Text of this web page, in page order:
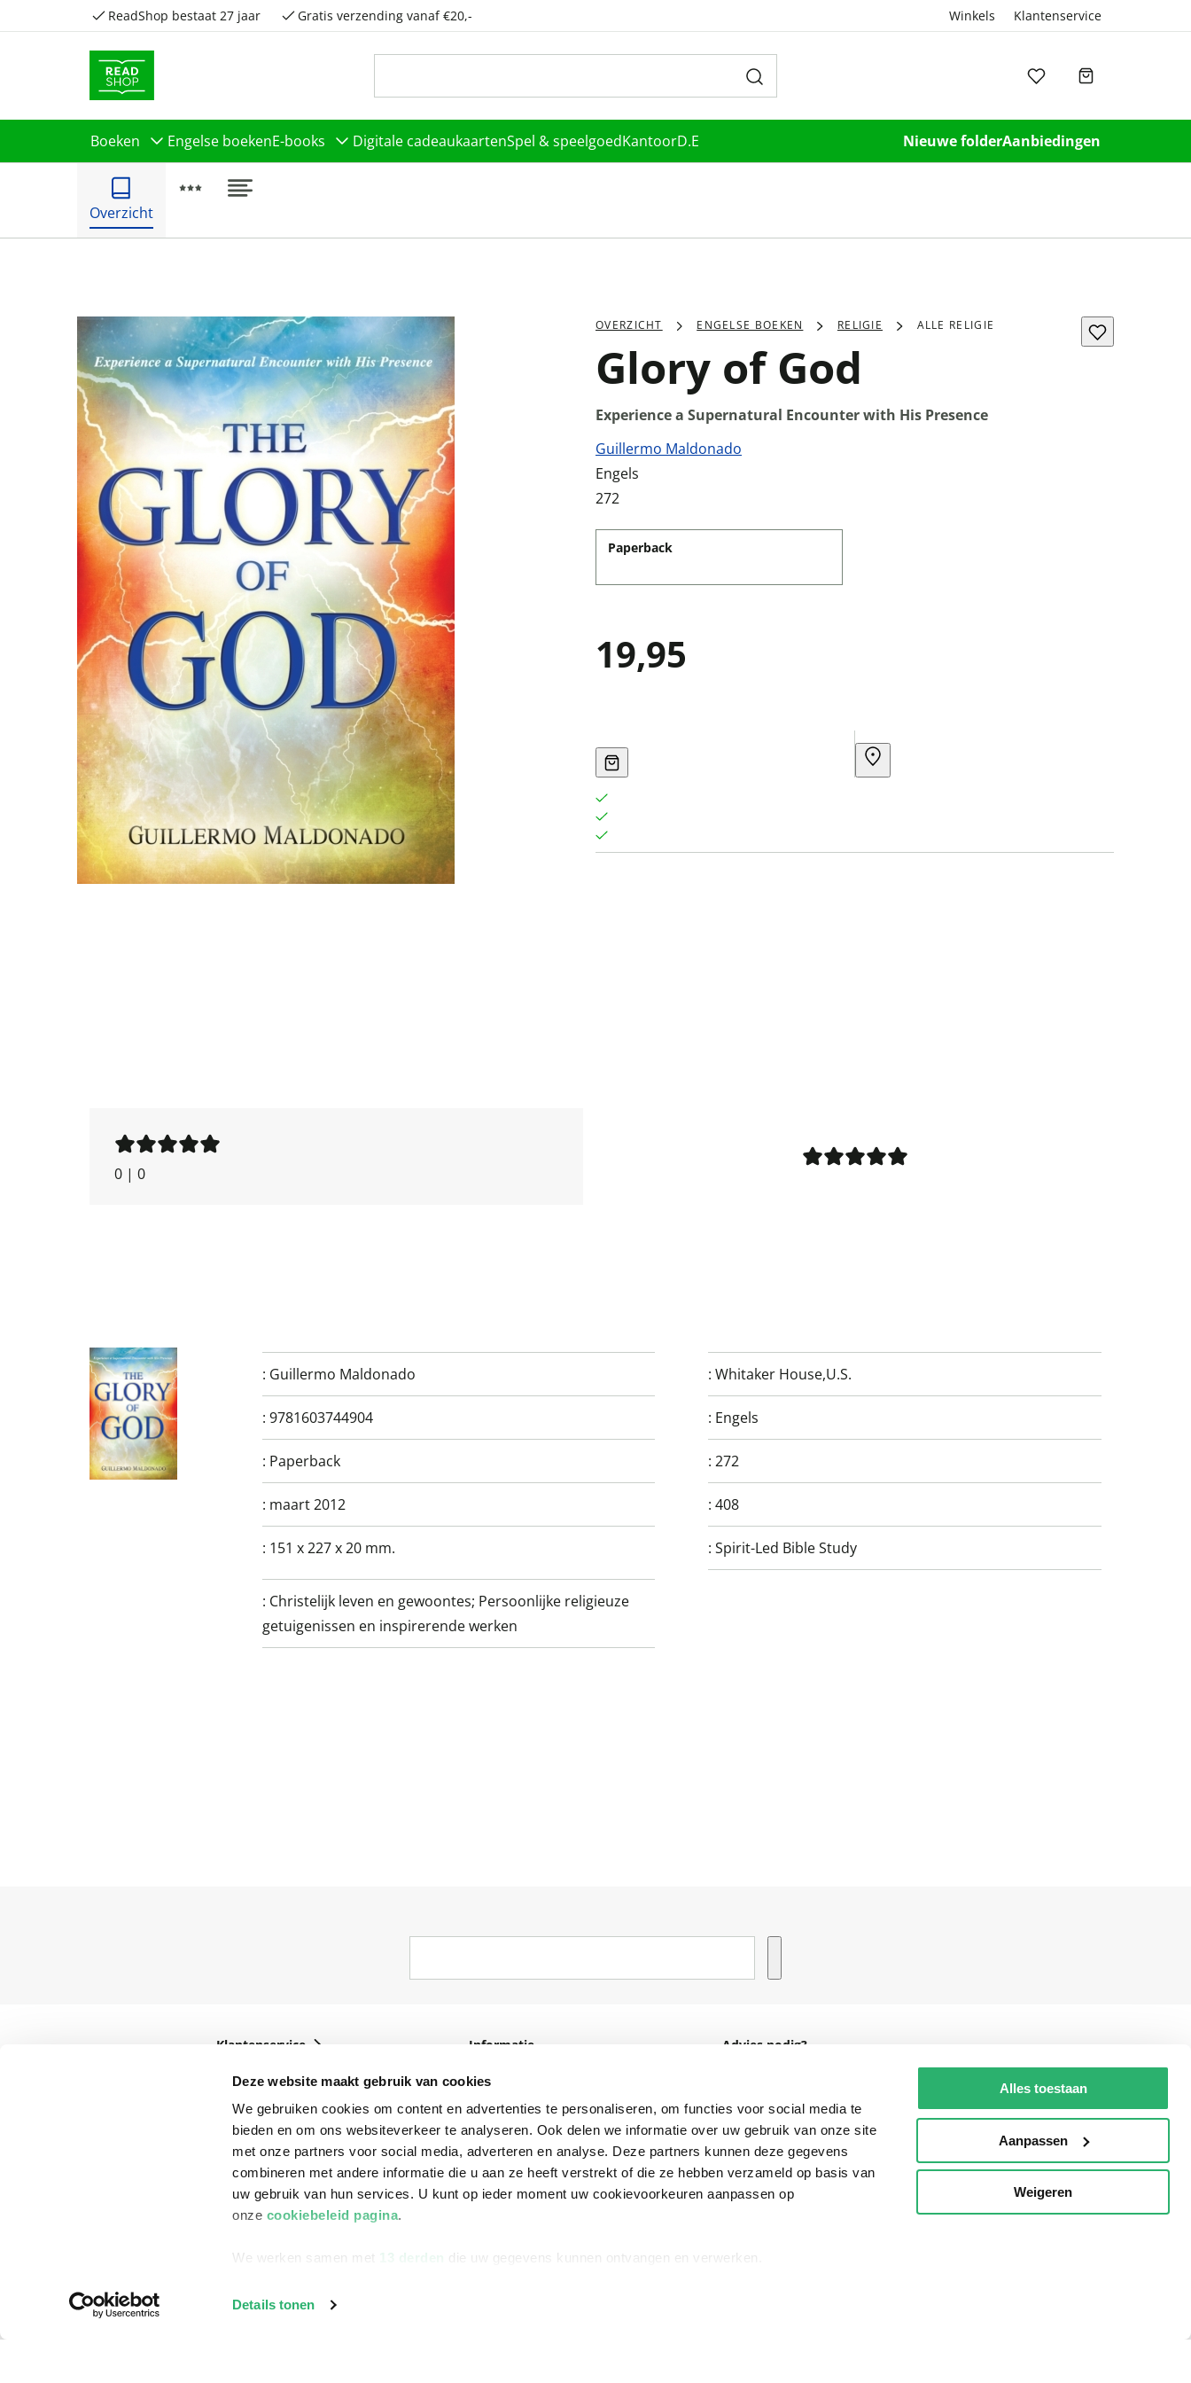
Deze website maakt gebruik van cookies
We gebruiken cookies om content en advertenties te personaliseren, om functies voor social media te
bieden en om ons websiteverkeer te analyseren. Ook delen we informatie over uw gebruik van onze site
met onze partners voor social media, adverteren en analyse. Deze partners kunnen deze gegevens
combineren met andere informatie die u aan ze heeft verstrekt of die ze hebben verzameld op basis van
uw gebruik van hun services. U kunt op ieder moment uw cookievoorkeuren aanpassen op
onze cookiebeleid pagina.
We werken samen met 13 derden die uw gegevens kunnen ontvangen en verwerken.
Details tonen
Alles toestaan
Aanpassen
Weigeren
ReadShop bestaat 27 jaar Gratis verzending vanaf €20,- Winkels Klantenservice
Boeken Engelse boekenE-books Digitale cadeaukaartenSpel & speelgoedKantoorD.E Nieuwe folderAanbiedingen
Overzicht
OVERZICHT ENGELSE BOEKEN RELIGIE ALLE RELIGIE
Glory of God
Experience a Supernatural Encounter with His Presence
Guillermo Maldonado
Engels
272
Paperback
19,95
0 | 0
: Guillermo Maldonado :Whitaker House,U.S.
: 9781603744904 : Engels
: Paperback :272
: maart 2012 :408
: 151 x 227 x 20 mm. :Spirit-Led Bible Study
: Christelijk leven en gewoontes; Persoonlijke religieuze
getuigenissen en inspirerende werken
Klantenservice
Bestellen
Bezorging
Betalen
Retourneren
Veelgestelde vragen
Informatie
Over ons
Vacatures
Winkels en openingstijden
Cadeaukaart
Ondernemer worden
Advies nodig?
Instagram
helpdesk@readshop.nl
088 - 133 84 32